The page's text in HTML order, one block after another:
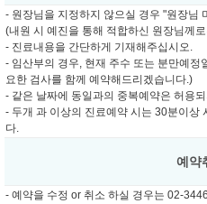
- 원장님을 지정하지 않으실 경우 "원장님
(내원 시 예진을 통해 적합하신 원장님께
- 진료내용을 간단하게 기재해주십시오.
- 임산부의 경우, 현재 주수 또는 분만예정
요한 검사를 함께 예약해드리겠습니다.)
- 같은 날짜에 동일과의 중복예약은 허용되
- 두개 과 이상의 진료예약 시는 30분이상
다.
예약
- 예약을 수정 or 취소 하실 경우는 02-